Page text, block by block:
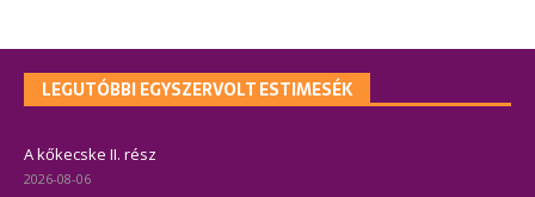
LEGUTÓBBI EGYSZERVOLT ESTIMESÉK
A kőkecske II. rész
2026-08-06